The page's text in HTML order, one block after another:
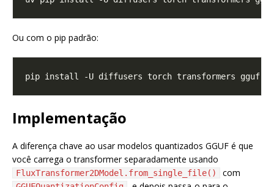
Ou com o pip padrão:
Implementação
A diferença chave ao usar modelos quantizados GGUF é que
você carrega o transformer separadamente usando
FluxTransformer2DModel.from_single_file() com